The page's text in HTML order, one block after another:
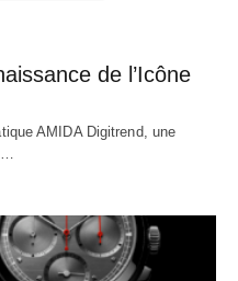
de l’Icône
AMIDA Digitrend, une